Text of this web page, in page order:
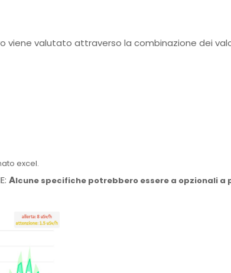
viene valutato attraverso la combinazione dei
excel.
Alcune specifiche potrebbero essere a opzionali a